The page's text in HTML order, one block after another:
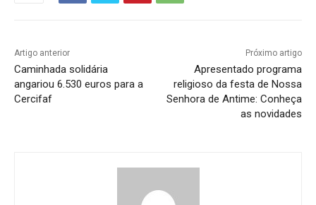
Artigo anterior
Caminhada solidária
angariou 6.530 euros para a
Cercifaf
Próximo artigo
Apresentado programa
religioso da festa de Nossa
Senhora de Antime: Conheça
as novidades